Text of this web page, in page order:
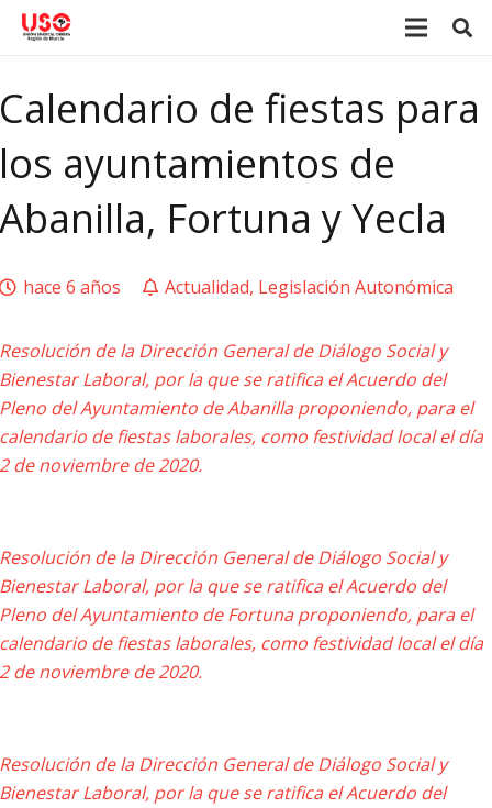
Calendario de fiestas para
los ayuntamientos de
Abanilla, Fortuna y Yecla
hace 6 años Actualidad, Legislación Autonómica
Resolución de la Dirección General de Diálogo Social y
Bienestar Laboral, por la que se ratifica el Acuerdo del
Pleno del Ayuntamiento de Abanilla proponiendo, para el
calendario de fiestas laborales, como festividad local el día
2 de noviembre de 2020.
Resolución de la Dirección General de Diálogo Social y
Bienestar Laboral, por la que se ratifica el Acuerdo del
Pleno del Ayuntamiento de Fortuna proponiendo, para el
calendario de fiestas laborales, como festividad local el día
2 de noviembre de 2020.
Resolución de la Dirección General de Diálogo Social y
Bienestar Laboral, por la que se ratifica el Acuerdo del